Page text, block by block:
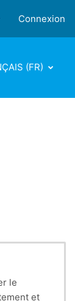
de
Connexion
‎(FR)‎
le
et